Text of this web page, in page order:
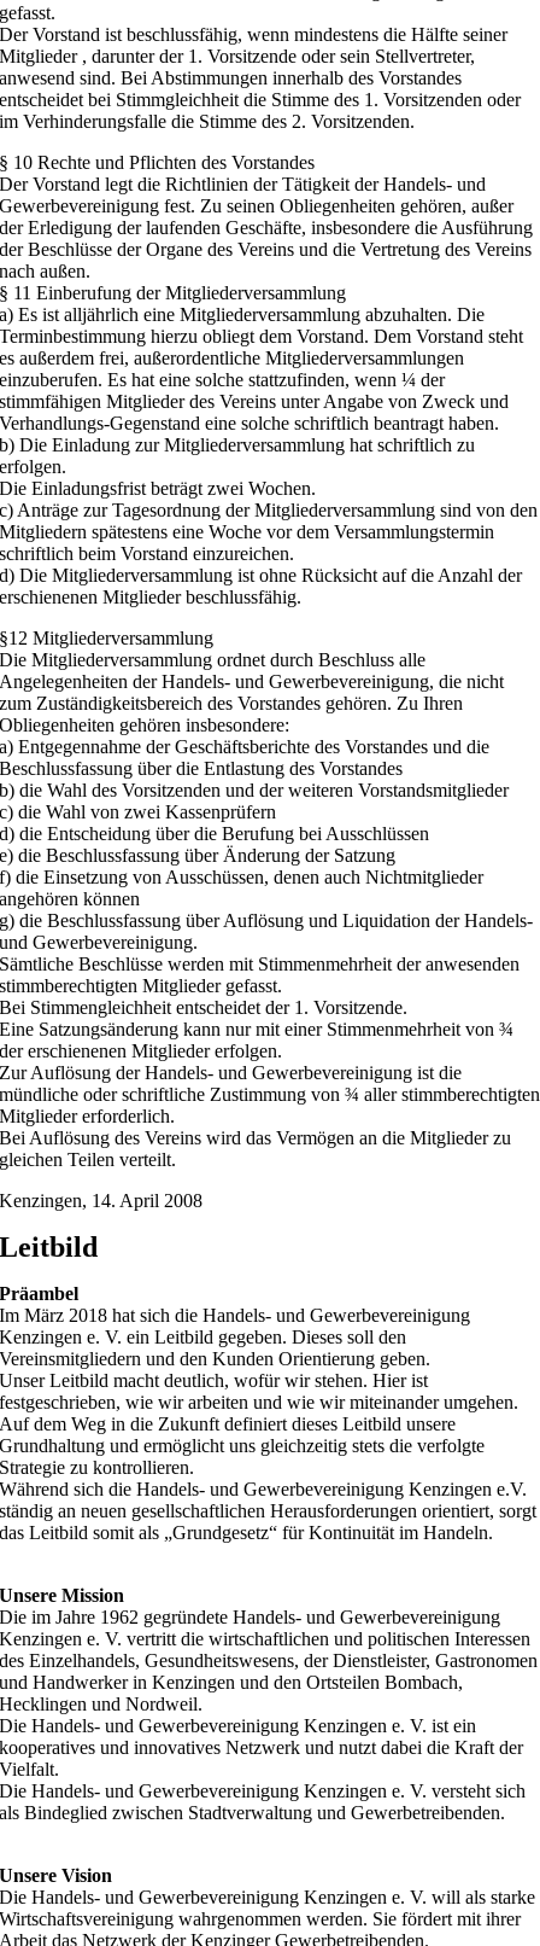
gefasst.
Der Vorstand ist beschlussfähig, wenn mindestens die Hälfte seiner
Mitglieder , darunter der 1. Vorsitzende oder sein Stellvertreter,
anwesend sind. Bei Abstimmungen innerhalb des Vorstandes
entscheidet bei Stimmgleichheit die Stimme des 1. Vorsitzenden oder
im Verhinderungsfalle die Stimme des 2. Vorsitzenden.
§ 10 Rechte und Pflichten des Vorstandes
Der Vorstand legt die Richtlinien der Tätigkeit der Handels- und
Gewerbevereinigung fest. Zu seinen Obliegenheiten gehören, außer
der Erledigung der laufenden Geschäfte, insbesondere die Ausführung
der Beschlüsse der Organe des Vereins und die Vertretung des Vereins
nach außen.
§ 11 Einberufung der Mitgliederversammlung
a) Es ist alljährlich eine Mitgliederversammlung abzuhalten. Die
Terminbestimmung hierzu obliegt dem Vorstand. Dem Vorstand steht
es außerdem frei, außerordentliche Mitgliederversammlungen
einzuberufen. Es hat eine solche stattzufinden, wenn ¼ der
stimmfähigen Mitglieder des Vereins unter Angabe von Zweck und
Verhandlungs-Gegenstand eine solche schriftlich beantragt haben.
b) Die Einladung zur Mitgliederversammlung hat schriftlich zu
erfolgen.
Die Einladungsfrist beträgt zwei Wochen.
c) Anträge zur Tagesordnung der Mitgliederversammlung sind von den
Mitgliedern spätestens eine Woche vor dem Versammlungstermin
schriftlich beim Vorstand einzureichen.
d) Die Mitgliederversammlung ist ohne Rücksicht auf die Anzahl der
erschienenen Mitglieder beschlussfähig.
§12 Mitgliederversammlung
Die Mitgliederversammlung ordnet durch Beschluss alle
Angelegenheiten der Handels- und Gewerbevereinigung, die nicht
zum Zuständigkeitsbereich des Vorstandes gehören. Zu Ihren
Obliegenheiten gehören insbesondere:
a) Entgegennahme der Geschäftsberichte des Vorstandes und die
Beschlussfassung über die Entlastung des Vorstandes
b) die Wahl des Vorsitzenden und der weiteren Vorstandsmitglieder
c) die Wahl von zwei Kassenprüfern
d) die Entscheidung über die Berufung bei Ausschlüssen
e) die Beschlussfassung über Änderung der Satzung
f) die Einsetzung von Ausschüssen, denen auch Nichtmitglieder
angehören können
g) die Beschlussfassung über Auflösung und Liquidation der Handels-
und Gewerbevereinigung.
Sämtliche Beschlüsse werden mit Stimmenmehrheit der anwesenden
stimmberechtigten Mitglieder gefasst.
Bei Stimmengleichheit entscheidet der 1. Vorsitzende.
Eine Satzungsänderung kann nur mit einer Stimmenmehrheit von ¾
der erschienenen Mitglieder erfolgen.
Zur Auflösung der Handels- und Gewerbevereinigung ist die
mündliche oder schriftliche Zustimmung von ¾ aller stimmberechtigten
Mitglieder erforderlich.
Bei Auflösung des Vereins wird das Vermögen an die Mitglieder zu
gleichen Teilen verteilt.
Kenzingen, 14. April 2008
Leitbild
Präambel
Im März 2018 hat sich die Handels- und Gewerbevereinigung
Kenzingen e. V. ein Leitbild gegeben. Dieses soll den
Vereinsmitgliedern und den Kunden Orientierung geben.
Unser Leitbild macht deutlich, wofür wir stehen. Hier ist
festgeschrieben, wie wir arbeiten und wie wir miteinander umgehen.
Auf dem Weg in die Zukunft definiert dieses Leitbild unsere
Grundhaltung und ermöglicht uns gleichzeitig stets die verfolgte
Strategie zu kontrollieren.
Während sich die Handels- und Gewerbevereinigung Kenzingen e.V.
ständig an neuen gesellschaftlichen Herausforderungen orientiert, sorgt
das Leitbild somit als „Grundgesetz“ für Kontinuität im Handeln.
Unsere Mission
Die im Jahre 1962 gegründete Handels- und Gewerbevereinigung
Kenzingen e. V. vertritt die wirtschaftlichen und politischen Interessen
des Einzelhandels, Gesundheitswesens, der Dienstleister, Gastronomen
und Handwerker in Kenzingen und den Ortsteilen Bombach,
Hecklingen und Nordweil.
Die Handels- und Gewerbevereinigung Kenzingen e. V. ist ein
kooperatives und innovatives Netzwerk und nutzt dabei die Kraft der
Vielfalt.
Die Handels- und Gewerbevereinigung Kenzingen e. V. versteht sich
als Bindeglied zwischen Stadtverwaltung und Gewerbetreibenden.
Unsere Vision
Die Handels- und Gewerbevereinigung Kenzingen e. V. will als starke
Wirtschaftsvereinigung wahrgenommen werden. Sie fördert mit ihrer
Arbeit das Netzwerk der Kenzinger Gewerbetreibenden.